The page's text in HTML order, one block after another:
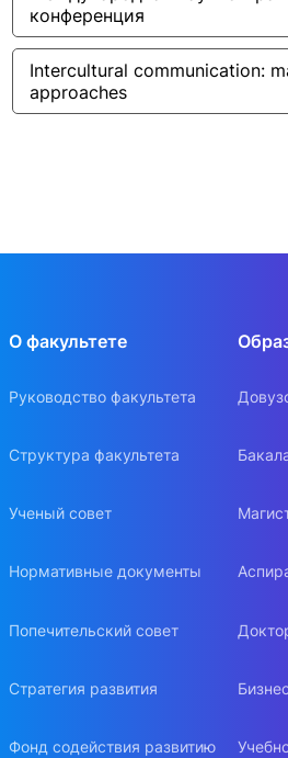
конференция
Intercultural communication:
approaches
О факультете
Руководство факультета
Структура факультета
Ученый совет
Нормативные документы
Попечительский совет
Стратегия развития
Фонд содействия развитию